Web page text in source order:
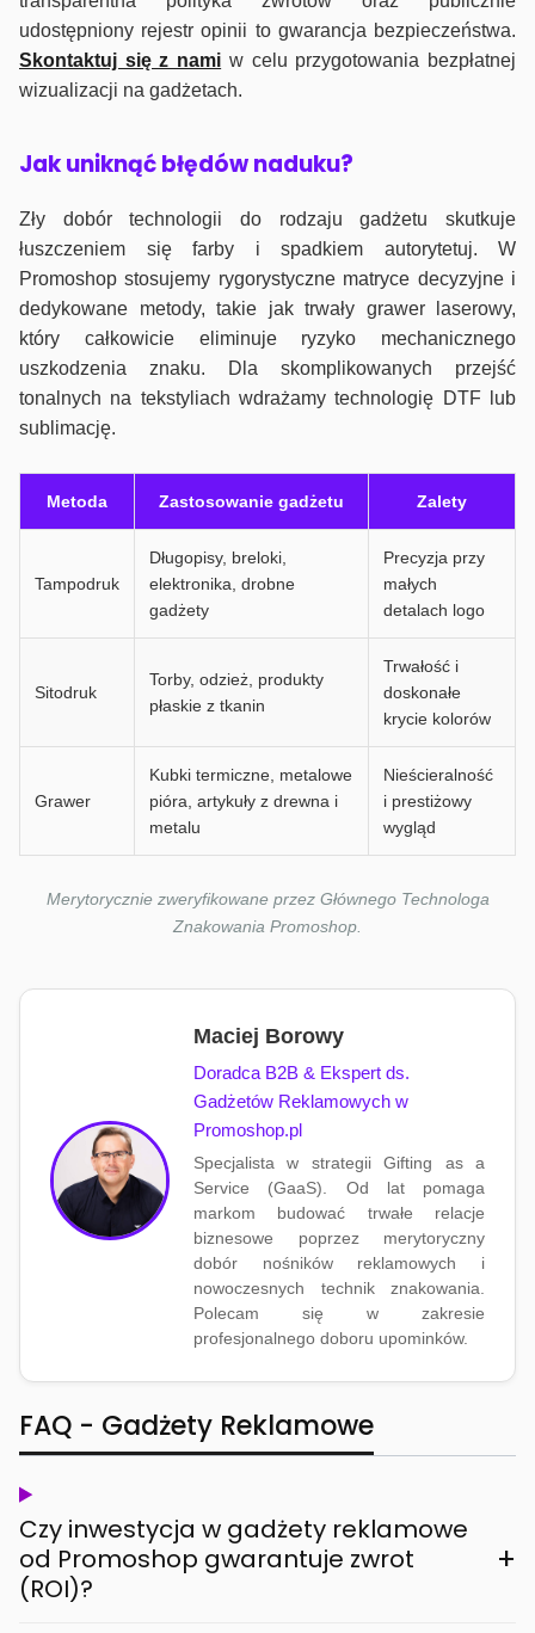
udostępniony rejestr opinii to gwarancja bezpieczeństwa.
Skontaktuj się z nami w celu przygotowania bezpłatnej
wizualizacji na gadżetach.
Jak uniknąć błędów naduku?
Zły dobór technologii do rodzaju gadżetu skutkuje
łuszczeniem się farby i spadkiem autorytetuj. W
Promoshop stosujemy rygorystyczne matryce decyzyjne i
dedykowane metody, takie jak trwały grawer laserowy,
który całkowicie eliminuje ryzyko mechanicznego
uszkodzenia znaku. Dla skomplikowanych przejść
tonalnych na tekstyliach wdrażamy technologię DTF lub
sublimację.
Metoda Zastosowanie gadżetu Zalety
Tampodruk
Długopisy, breloki,
elektronika, drobne
gadżety
Precyzja przy
małych
detalach logo
Sitodruk
Torby, odzież, produkty
płaskie z tkanin
Trwałość i
doskonałe
krycie kolorów
Grawer
Kubki termiczne, metalowe
pióra, artykuły z drewna i
metalu
Nieścieralność
i prestiżowy
wygląd
Merytorycznie zweryfikowane przez Głównego Technologa
Znakowania Promoshop.
Maciej Borowy
Doradca B2B & Ekspert ds.
Gadżetów Reklamowych w
Promoshop.pl
Specjalista w strategii Gifting as a
Service (GaaS). Od lat pomaga
markom budować trwałe relacje
biznesowe poprzez merytoryczny
dobór nośników reklamowych i
nowoczesnych technik znakowania.
Polecam się w zakresie
profesjonalnego doboru upominków.
FAQ - Gadżety Reklamowe
Czy inwestycja w gadżety reklamowe
od Promoshop gwarantuje zwrot
(ROI)?
+